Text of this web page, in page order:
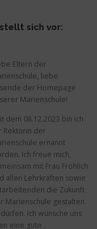
KONTAKT
sich vor:
Eltern der
liebe
der Homepage
Marienschule!
dem 08.12.2023 bin ich
Rektorin der
ernannt
Ich freue mich,
mit Frau Fröhlich
allen Lehrkräften sowie
die Zukunft
Marienschule gestalten
Ich wünsche uns
eine gute